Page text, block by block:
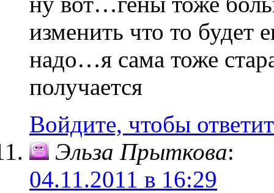
изменить что то будет
надо…я сама тоже
получается
Войдите, чтобы
Эльза Прыткова:
04.11.2011 в 16:29